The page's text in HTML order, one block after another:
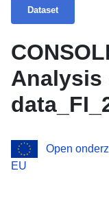
Dataset
Analysis
Open
EU